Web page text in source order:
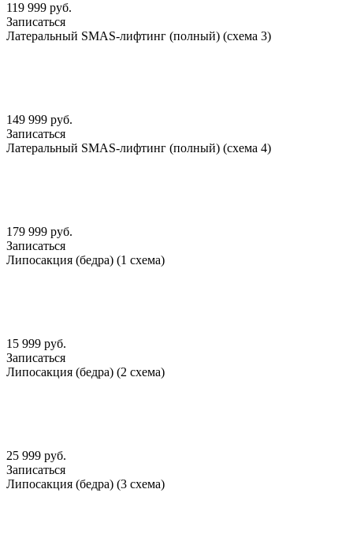
119 999 руб.
Записаться
Латеральный SMАS-лифтинг (полный) (схема 3)
149 999 руб.
Записаться
Латеральный SMАS-лифтинг (полный) (схема 4)
179 999 руб.
Записаться
Липосакция (бедра) (1 схема)
15 999 руб.
Записаться
Липосакция (бедра) (2 схема)
25 999 руб.
Записаться
Липосакция (бедра) (3 схема)